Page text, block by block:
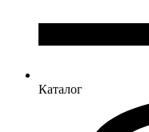
Каталог